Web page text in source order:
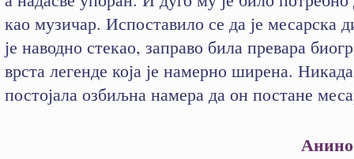
као музичар. Испоставило се да је месарска
је наводно стекао, заправо била превара
врста легенде која је намерно ширена.
постојала озбиљна намера да он постане